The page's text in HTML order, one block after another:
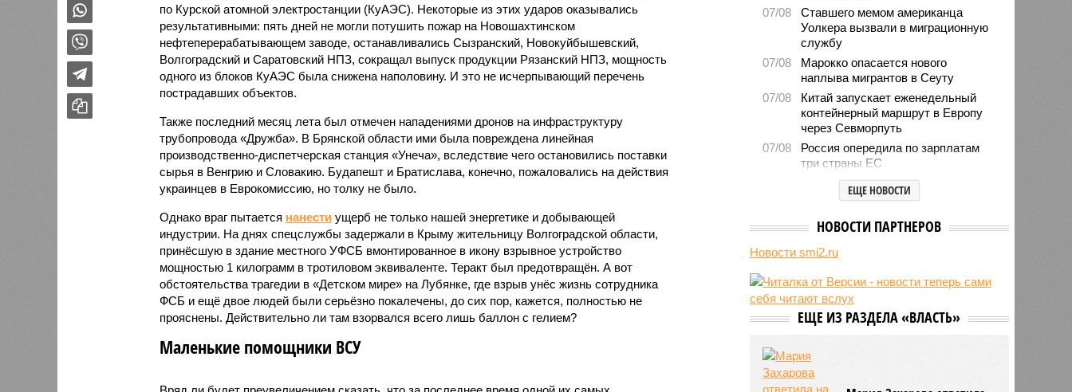
по Курской атомной электростанции (КуАЭС). Некоторые из этих ударов оказывались
результативными: пять дней не могли потушить пожар на Новошахтинском
нефтеперерабатывающем заводе, останавливались Сызранский, Новокуйбышевский,
Волгоградский и Саратовский НПЗ, сокращал выпуск продукции Рязанский НПЗ, мощность
одного из блоков КуАЭС была снижена наполовину. И это не исчерпывающий перечень
пострадавших объектов.
Также последний месяц лета был отмечен нападениями дронов на инфраструктуру
трубопровода «Дружба». В Брянской области ими была повреждена линейная
производственно-диспетчерская станция «Унеча», вследствие чего остановились поставки
сырья в Венгрию и Словакию. Будапешт и Братислава, конечно, пожаловались на действия
украинцев в Еврокомиссию, но толку не было.
Однако враг пытается нанестиущерб не только нашей энергетике и добывающей
индустрии. На днях спецслужбы задержали в Крыму жительницу Волгоградской области,
принёсшую в здание местного УФСБ вмонтированное в икону взрывное устройство
мощностью 1 килограмм в тротиловом эквиваленте. Теракт был предотвращён. А вот
обстоятельства трагедии в «Детском мире» на Лубянке, где взрыв унёс жизнь сотрудника
ФСБ и ещё двое людей были серьёзно покалечены, до сих пор, кажется, полностью не
прояснены. Действительно ли там взорвался всего лишь баллон с гелием?
Маленькие помощники ВСУ
07/08
Ставшего мемом американца
Уолкера вызвали в миграционную
службу
07/08
Марокко опасается нового
наплыва мигрантов в Сеуту
07/08
Китай запускает еженедельный
контейнерный маршрут в Европу
через Севморпуть
07/08
Россия опередила по зарплатам
три страны ЕС
Александр Лукашенко призвал
белорусов скупать пустующие
07/08
Девушка объяснила убийство
трёхмесячного сына
увеличение пенсий детям,
потерявшим родителей
07/08
Финляндия захотела использовать
ЕЩЕ НОВОСТИ
НОВОСТИ ПАРТНЕРОВ
Новости smi2.ru
ЕЩЕ ИЗ РАЗДЕЛА «ВЛАСТЬ»